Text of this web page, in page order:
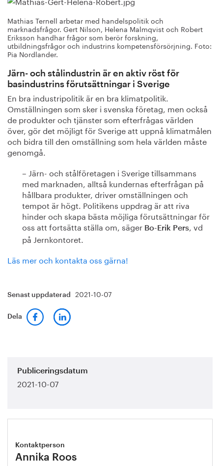
Mathias Ternell arbetar med handelspolitik och
marknadsfrågor. Gert Nilson, Helena Malmqvist och Robert
Eriksson handhar frågor som berör forskning,
utbildningsfrågor och industrins kompetensförsörjning. Foto:
Pia Nordlander.
Järn- och stålindustrin är en aktiv röst för
basindustrins förutsättningar i Sverige
En bra industripolitik är en bra klimatpolitik.
Omställningen som sker i svenska företag, men också
de produkter och tjänster som efterfrågas världen
över, gör det möjligt för Sverige att uppnå klimatmålen
och bidra till den omställning som hela världen måste
genomgå.
– Järn- och stålföretagen i Sverige tillsammans
med marknaden, alltså kundernas efterfrågan på
hållbara produkter, driver omställningen och
tempot är högt. Politikens uppdrag är att riva
hinder och skapa bästa möjliga förutsättningar för
oss att fortsätta ställa om, säger Bo-Erik Pers , vd
på Jernkontoret.
Läs mer och kontakta oss gärna!
Senast uppdaterad 2021-10-07
Dela
Publiceringsdatum
2021-10-07
Kontaktperson
Annika Roos